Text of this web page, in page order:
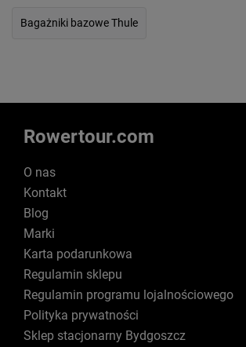
Bagażniki bazowe Thule
Rowertour.com
O nas
Kontakt
Blog
Marki
Karta podarunkowa
Regulamin sklepu
Regulamin programu lojalnościowego
Polityka prywatności
Sklep stacjonarny Bydgoszcz